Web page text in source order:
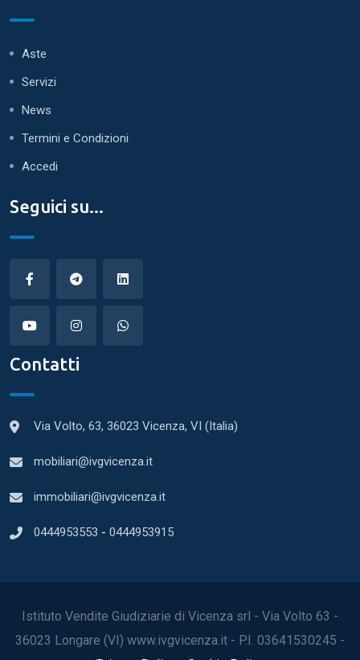
Aste
Servizi
News
Termini e Condizioni
Accedi
Seguici su...
Contatti
Via Volto, 63, 36023 Vicenza, VI (Italia)
mobiliari@ivgvicenza.it
immobiliari@ivgvicenza.it
0444953553 - 0444953915
Istituto Vendite Giudiziarie di Vicenza srl - Via Volto 63 -
36023 Longare (VI) www.ivgvicenza.it - P.I. 03641530245 -